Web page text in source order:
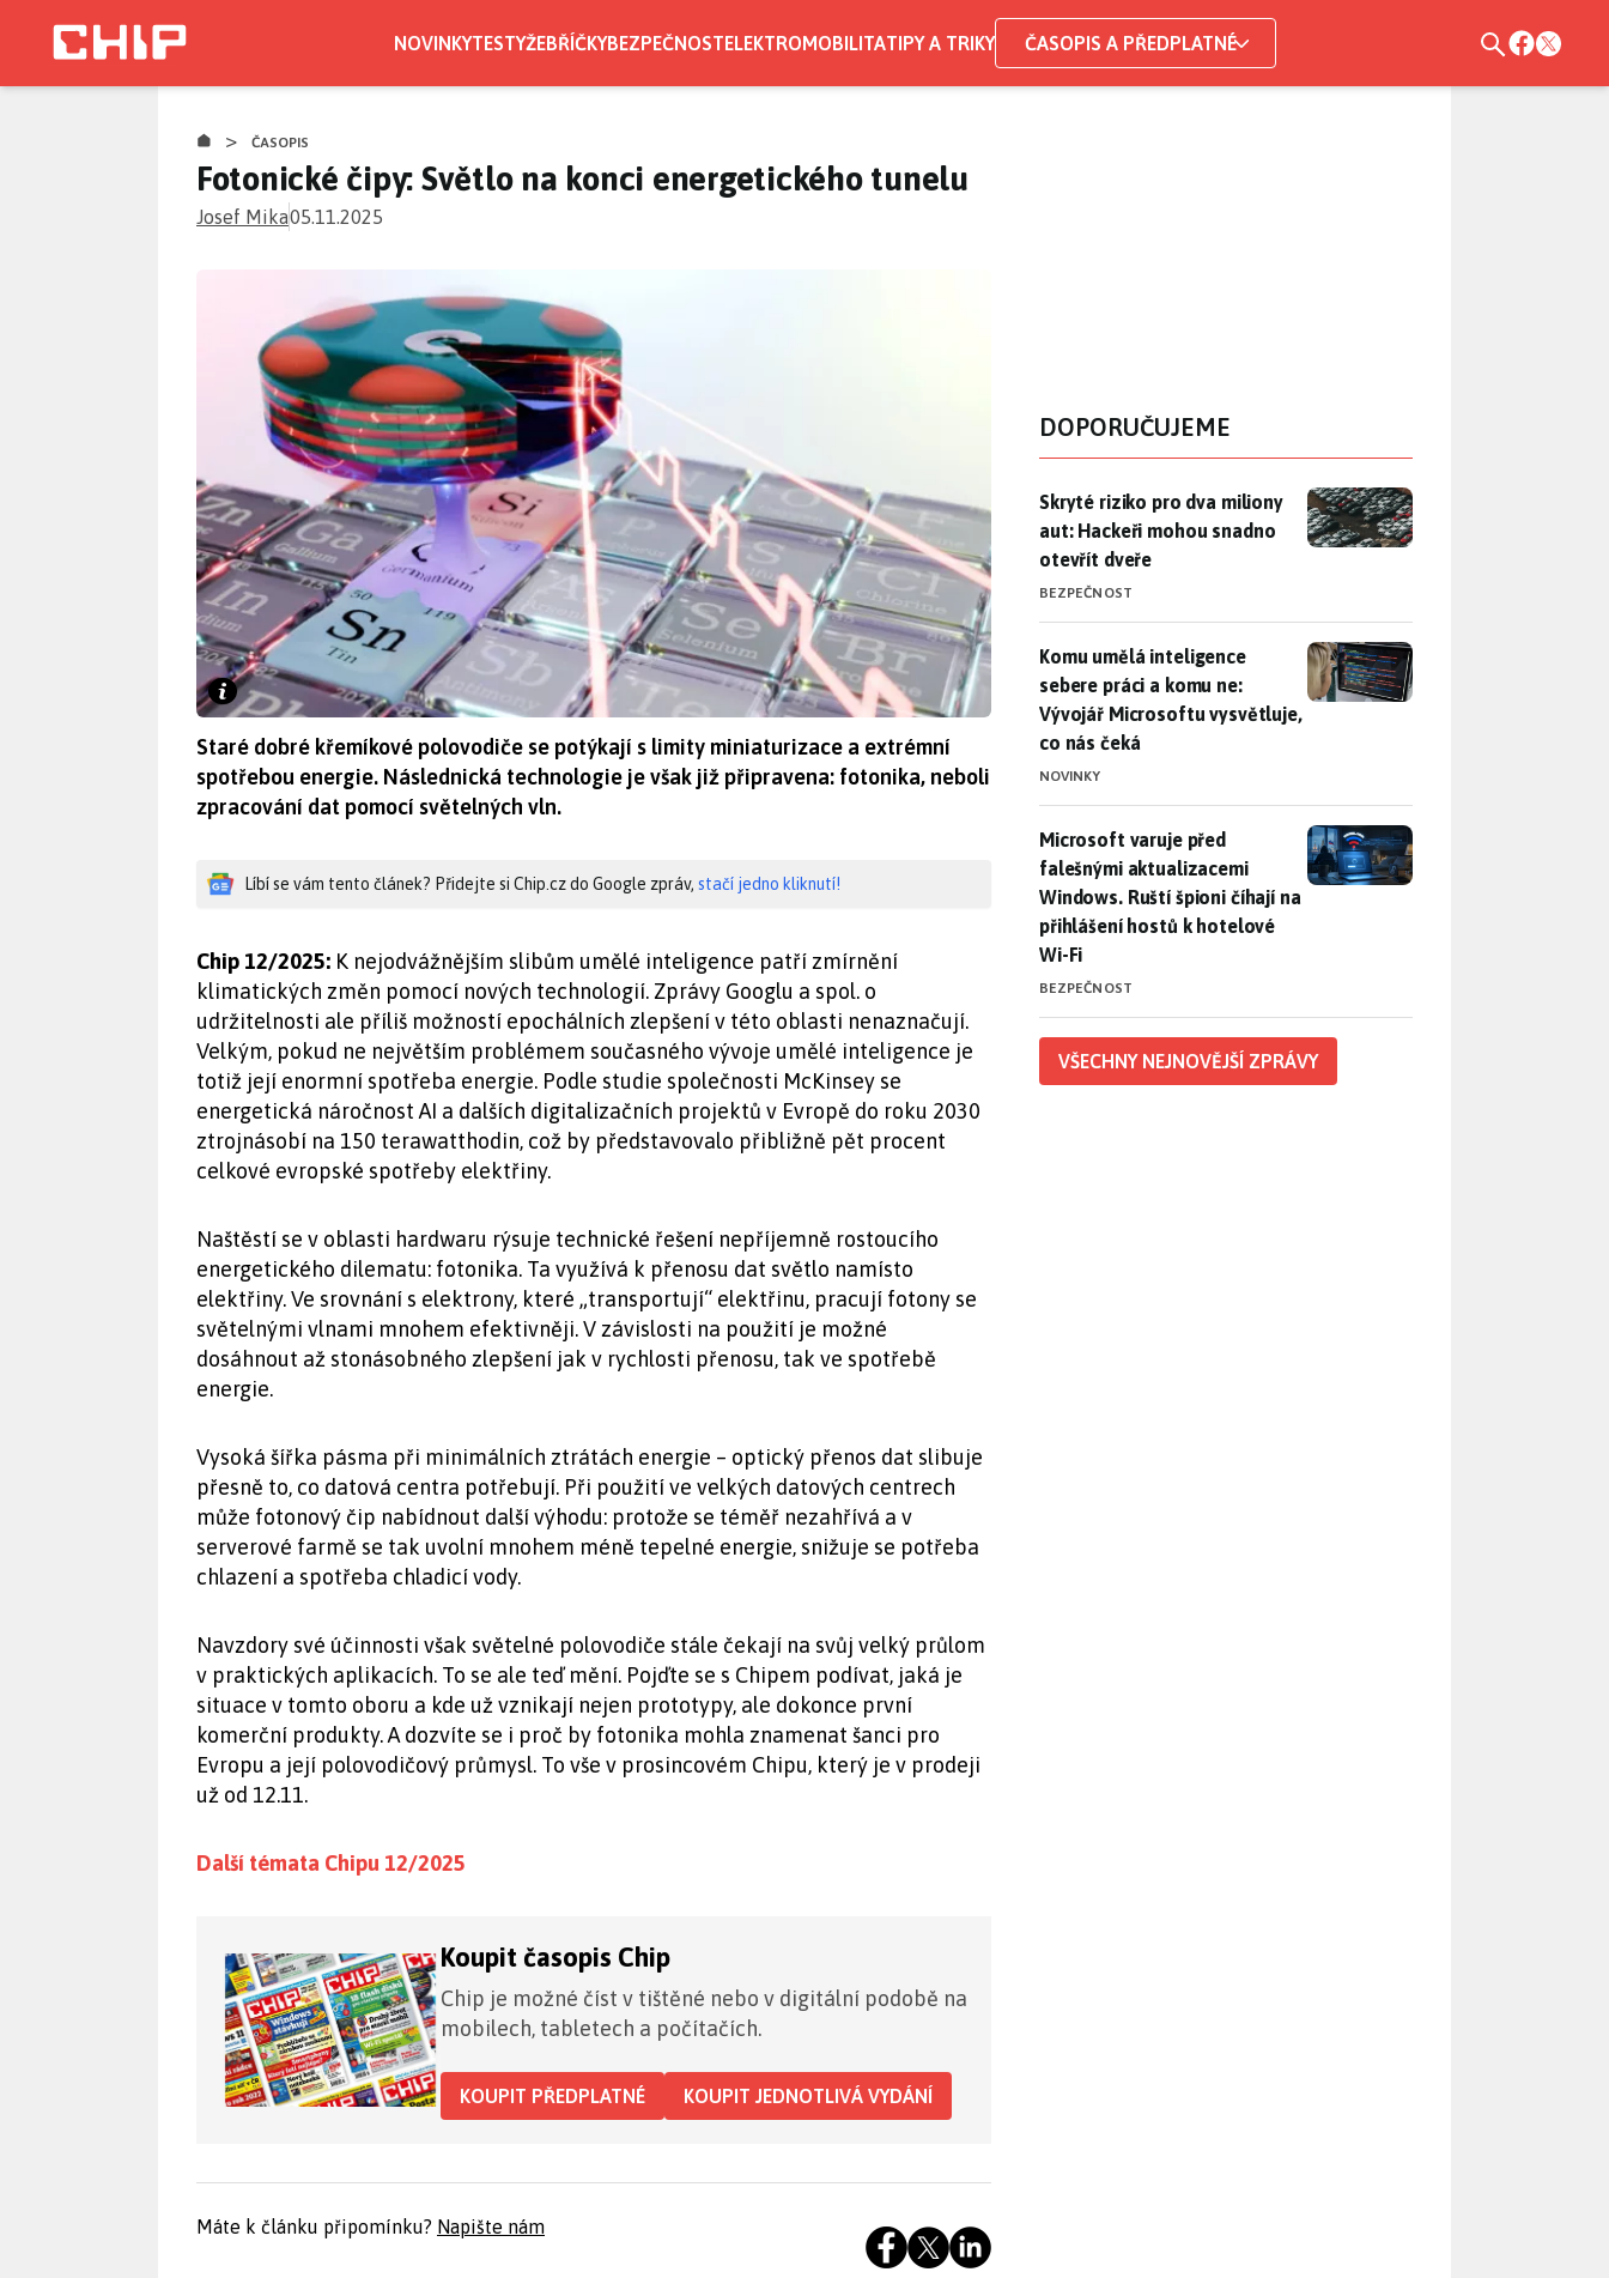
NOVINKYTESTYŽEBŘÍČKYBEZPEČNOSTELEKTROMOBILITATIPY A TRIKY ČASOPIS A PŘEDPLATNÉ
> ČASOPIS
Fotonické čipy: Světlo na konci energetického tunelu
Josef Mika05.11.2025
Staré dobré křemíkové polovodiče se potýkají s limity miniaturizace a extrémní
spotřebou energie. Následnická technologie je však již připravena: fotonika, neboli
zpracování dat pomocí světelných vln.
Líbí se vám tento článek? Přidejte si Chip.cz do Google zpráv, stačí jedno kliknutí!
Chip 12/2025: K nejodvážnějším slibům umělé inteligence patří zmírnění
klimatických změn pomocí nových technologií. Zprávy Googlu a spol. o
udržitelnosti ale příliš možností epochálních zlepšení v této oblasti nenaznačují.
Velkým, pokud ne největším problémem současného vývoje umělé inteligence je
totiž její enormní spotřeba energie. Podle studie společnosti McKinsey se
energetická náročnost AI a dalších digitalizačních projektů v Evropě do roku 2030
ztrojnásobí na 150 terawatthodin, což by představovalo přibližně pět procent
celkové evropské spotřeby elektřiny.
Naštěstí se v oblasti hardwaru rýsuje technické řešení nepříjemně rostoucího
energetického dilematu: fotonika. Ta využívá k přenosu dat světlo namísto
elektřiny. Ve srovnání s elektrony, které „transportují“ elektřinu, pracují fotony se
světelnými vlnami mnohem efektivněji. V závislosti na použití je možné
dosáhnout až stonásobného zlepšení jak v rychlosti přenosu, tak ve spotřebě
energie.
Vysoká šířka pásma při minimálních ztrátách energie – optický přenos dat slibuje
přesně to, co datová centra potřebují. Při použití ve velkých datových centrech
může fotonový čip nabídnout další výhodu: protože se téměř nezahřívá a v
serverové farmě se tak uvolní mnohem méně tepelné energie, snižuje se potřeba
chlazení a spotřeba chladicí vody.
Navzdory své účinnosti však světelné polovodiče stále čekají na svůj velký průlom
v praktických aplikacích. To se ale teď mění. Pojďte se s Chipem podívat, jaká je
situace v tomto oboru a kde už vznikají nejen prototypy, ale dokonce první
komerční produkty. A dozvíte se i proč by fotonika mohla znamenat šanci pro
Evropu a její polovodičový průmysl. To vše v prosincovém Chipu, který je v prodeji
už od 12.11.
Další témata Chipu 12/2025
Koupit časopis Chip
Chip je možné číst v tištěné nebo v digitální podobě na
mobilech, tabletech a počítačích.
KOUPIT PŘEDPLATNÉ KOUPIT JEDNOTLIVÁ VYDÁNÍ
Máte k článku připomínku? Napište nám
DOPORUČUJEME
Skryté riziko pro dva miliony aut: Hackeři mohou snadno otevřít
Skryté riziko pro dva miliony
aut: Hackeři mohou snadno
otevřít dveře
BEZPEČNOST
Komu umělá inteligence sebere práci a komu ne: Vývojář
Komu umělá inteligence
sebere práci a komu ne:
Vývojář Microsoftu vysvětluje,
co nás čeká
NOVINKY
Microsoft varuje před falešnými aktualizacemi Windows. Ruští
Microsoft varuje před
falešnými aktualizacemi
Windows. Ruští špioni číhají na
přihlášení hostů k hotelové
Wi-Fi
BEZPEČNOST
VŠECHNY NEJNOVĚJŠÍ ZPRÁVY